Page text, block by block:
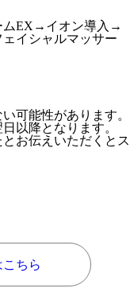
ムEX→イオン導入→
イシャルマッサー
可能性があります。
以降となります。
お伝えいただくとス
ちら